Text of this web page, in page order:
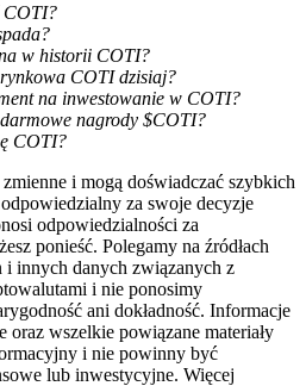
dla posiadaczy BTR
kryptowalutami
COTI?
w historii COTI?
COTI dzisiaj?
na inwestowanie w COTI?
darmowe nagrody $COTI?
COTI?
i mogą doświadczać szybkich
za swoje decyzje
odpowiedzialności za
ponieść. Polegamy na źródłach
i innych danych związanych z
i nie ponosimy
ani dokładność. Informacje
oraz wszelkie powiązane materiały
i nie powinny być
lub inwestycyjne. Więcej